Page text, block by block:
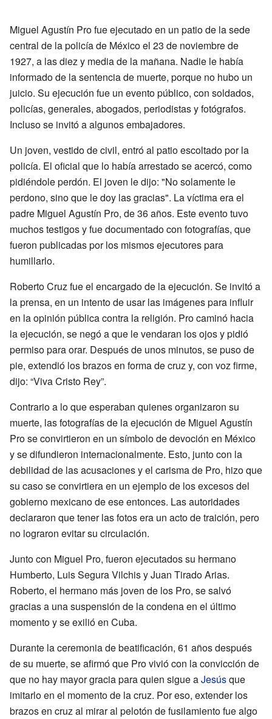
Miguel Agustín Pro fue ejecutado en un patio de la sede
central de la policía de México el 23 de noviembre de
1927, a las diez y media de la mañana. Nadie le había
informado de la sentencia de muerte, porque no hubo un
juicio. Su ejecución fue un evento público, con soldados,
policías, generales, abogados, periodistas y fotógrafos.
Incluso se invitó a algunos embajadores.
Un joven, vestido de civil, entró al patio escoltado por la
policía. El oficial que lo había arrestado se acercó, como
pidiéndole perdón. El joven le dijo: "No solamente le
perdono, sino que le doy las gracias". La víctima era el
padre Miguel Agustín Pro, de 36 años. Este evento tuvo
muchos testigos y fue documentado con fotografías, que
fueron publicadas por los mismos ejecutores para
humillarlo.
Roberto Cruz fue el encargado de la ejecución. Se invitó a
la prensa, en un intento de usar las imágenes para influir
en la opinión pública contra la religión. Pro caminó hacia
la ejecución, se negó a que le vendaran los ojos y pidió
permiso para orar. Después de unos minutos, se puso de
pie, extendió los brazos en forma de cruz y, con voz firme,
dijo: “Viva Cristo Rey”.
Contrario a lo que esperaban quienes organizaron su
muerte, las fotografías de la ejecución de Miguel Agustín
Pro se convirtieron en un símbolo de devoción en México
y se difundieron internacionalmente. Esto, junto con la
debilidad de las acusaciones y el carisma de Pro, hizo que
su caso se convirtiera en un ejemplo de los excesos del
gobierno mexicano de ese entonces. Las autoridades
declararon que tener las fotos era un acto de traición, pero
no lograron evitar su circulación.
Junto con Miguel Pro, fueron ejecutados su hermano
Humberto, Luis Segura Vilchis y Juan Tirado Arias.
Roberto, el hermano más joven de los Pro, se salvó
gracias a una suspensión de la condena en el último
momento y se exilió en Cuba.
Durante la ceremonia de beatificación, 61 años después
de su muerte, se afirmó que Pro vivió con la convicción de
que no hay mayor gracia para quien sigue aJesúsque
imitarlo en el momento de la cruz. Por eso, extender los
brazos en cruz al mirar al pelotón de fusilamiento fue algo